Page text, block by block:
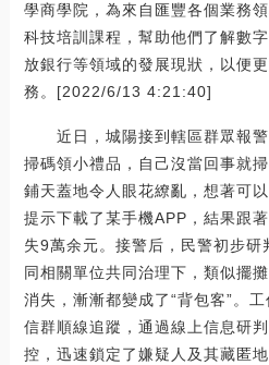
學商學院，為來自匯豐各個業務
科技培訓課程，幫助他們了解數
放銀行等領域的發展現狀，以便
務。[2022/6/13 4:21:40]
近日，城陽接到轄區群眾報警
掃碼領小禮品，自己沒當回事就
鋪天蓋地令人眼花繚亂，想著可
提示下載了某手機APP，結果跟
失9萬余元。接警后，民警初步研
同相關單位共同治理下，類似擺
消失，漸漸都變成了“背包客”。
信群順線追蹤，通過線上信息研
控，迅速鎖定了嫌疑人及其藏匿地